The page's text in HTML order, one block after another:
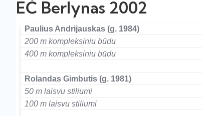
EČ Berlynas 2002
Paulius Andrijauskas (g. 1984)
200 m kompleksiniu būdu
400 m kompleksiniu būdu
Rolandas Gimbutis (g. 1981)
50 m laisvu stiliumi
100 m laisvu stiliumi